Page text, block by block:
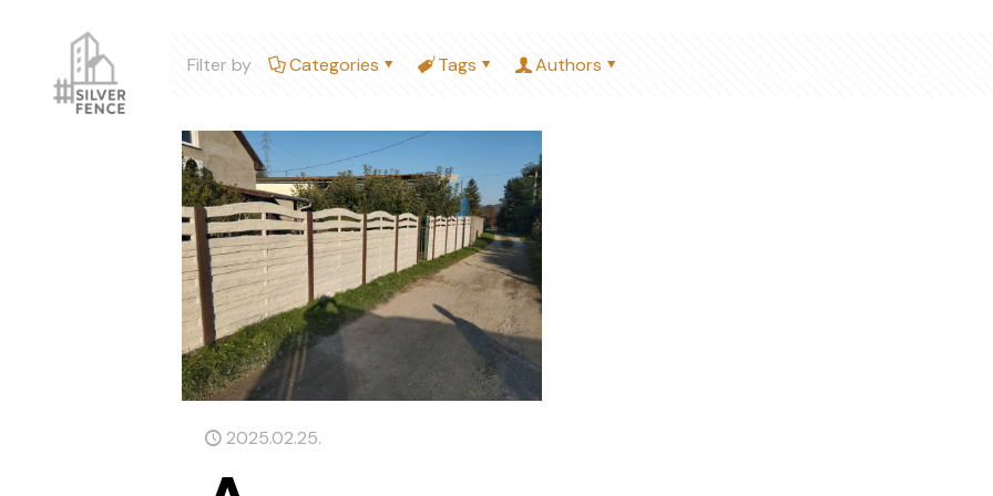
Kezdőlap Referenciák Miért minket válassz?
Filter by Categories Tags Authors
2025.02.25.